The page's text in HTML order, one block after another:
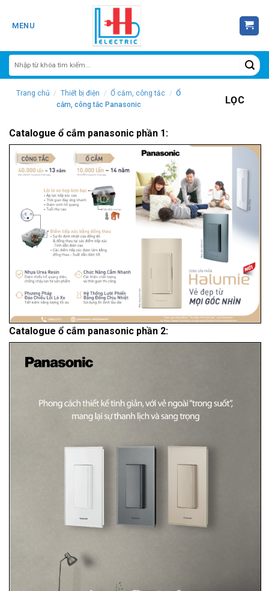
MENU
Trang chủ / Thiết bị điện / Ổ cắm, công tắc / Ổ
cắm, công tắc Panasonic
LỌC
Catalogue ổ cắm panasonic phần 1:
Catalogue ổ cắm panasonic phần 2: